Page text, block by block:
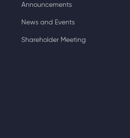
Announcements
News and Events
Shareholder Meeting